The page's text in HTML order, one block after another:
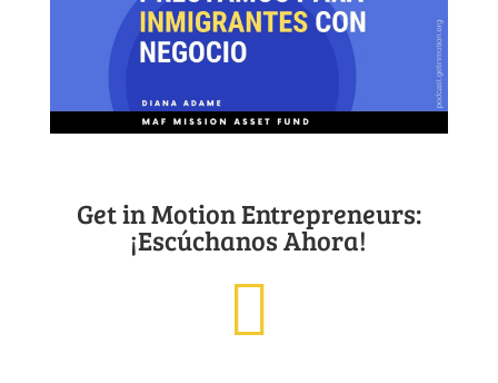
Get in Motion Entrepreneurs:
¡Escúchanos Ahora!